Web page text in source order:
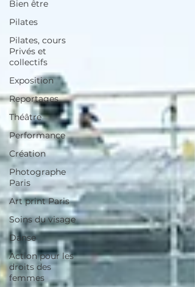
Bien être
Pilates
Pilates, cours
Privés et
collectifs
Exposition
Reportages
Théâtre
Performance
Création
Photographe
Paris
Art print Paris
Soins du visage
Danse
Action pour les
droits des
femmes